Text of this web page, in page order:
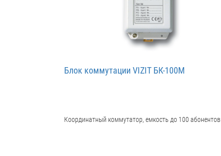
Блок коммутации VIZIT БК-100М
Координатный коммутатор, емкость до 100